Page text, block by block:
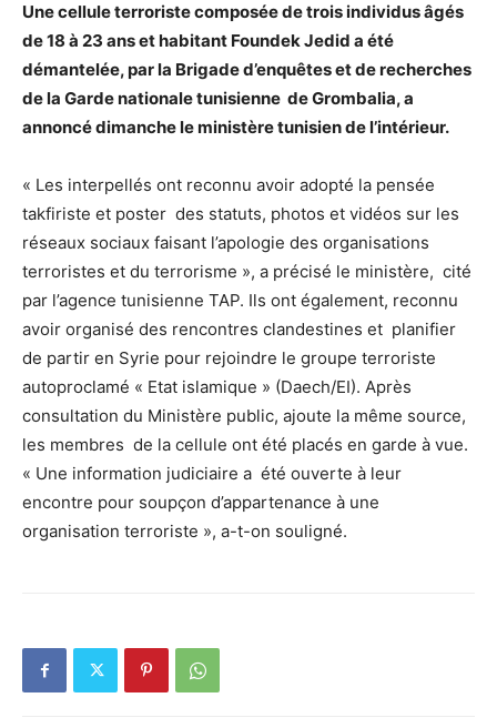
Une cellule terroriste composée de trois individus âgés
de 18 à 23 ans et habitant Foundek Jedid a été
démantelée, par la Brigade d’enquêtes et de recherches
de la Garde nationale tunisienne de Grombalia, a
annoncé dimanche le ministère tunisien de l’intérieur.
« Les interpellés ont reconnu avoir adopté la pensée
takfiriste et poster des statuts, photos et vidéos sur les
réseaux sociaux faisant l’apologie des organisations
terroristes et du terrorisme », a précisé le ministère, cité
par l’agence tunisienne TAP. Ils ont également, reconnu
avoir organisé des rencontres clandestines et planifier
de partir en Syrie pour rejoindre le groupe terroriste
autoproclamé « Etat islamique » (Daech/EI). Après
consultation du Ministère public, ajoute la même source,
les membres de la cellule ont été placés en garde à vue.
« Une information judiciaire a été ouverte à leur
encontre pour soupçon d’appartenance à une
organisation terroriste », a-t-on souligné.